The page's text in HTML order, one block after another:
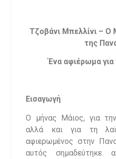
Τζοβάνι Μπελλίνι –
της
Ένα αφιέρωμα
Εισαγωγή
Ο μήνας Μάιος, για
αλλά και για τη
αφιερωμένος στην
αυτός σημαδεύτηκε